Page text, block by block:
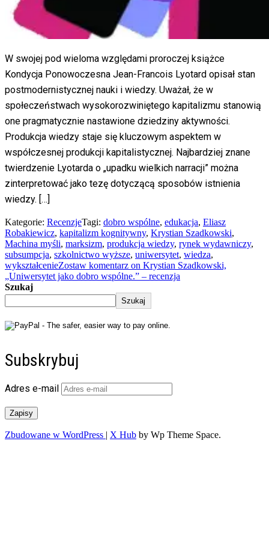
W swojej pod wieloma względami proroczej książce
Kondycja Ponowoczesna Jean-Francois Lyotard opisał stan
postmodernistycznej nauki i wiedzy. Uważał, że w
społeczeństwach wysokorozwiniętego kapitalizmu stanowią
one pragmatycznie nastawione dziedziny aktywności.
Produkcja wiedzy staje się kluczowym aspektem w
współczesnej produkcji kapitalistycznej. Najbardziej znane
twierdzenie Lyotarda o „upadku wielkich narracji” można
zinterpretować jako tezę dotyczącą sposobów istnienia
wiedzy. […]
Kategorie: RecenzjeTagi: dobro wspólne, edukacja, Eliasz
Robakiewicz, kapitalizm kognitywny, Krystian Szadkowski,
Machina myśli, marksizm, produkcja wiedzy, rynek wydawniczy,
subsumpcja, szkolnictwo wyższe, uniwersytet, wiedza,
wykształcenieZostaw komentarz on Krystian Szadkowski,
„Uniwersytet jako dobro wspólne.” – recenzja
Szukaj
Szukaj
Subskrybuj
Adres e-mail
Zapisy
Zbudowane w WordPress | X Hub by Wp Theme Space.